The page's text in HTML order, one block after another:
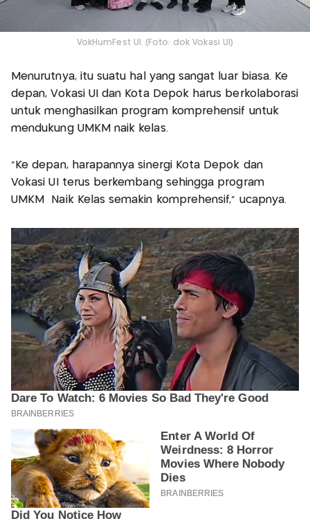
VokHumFest UI. (Foto: dok Vokasi UI)
Menurutnya, itu suatu hal yang sangat luar biasa. Ke
depan, Vokasi UI dan Kota Depok harus berkolaborasi
untuk menghasilkan program komprehensif untuk
mendukung UMKM naik kelas.
“Ke depan, harapannya sinergi Kota Depok dan
Vokasi UI terus berkembang sehingga program
UMKM Naik Kelas semakin komprehensif,” ucapnya.